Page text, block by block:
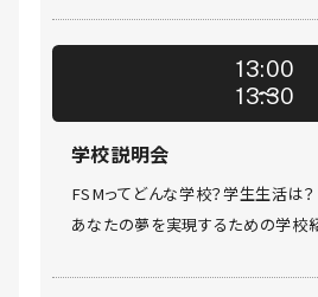
13:00
13:30
学校説明会
FSMってどんな学校？学生生活は？
あなたの夢を実現するための学校